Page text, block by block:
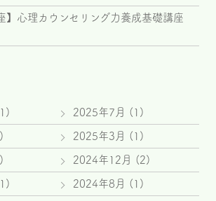
】心理カウンセリング力養成基礎講座
2025年7月 (1)
2025年3月 (1)
2024年12月 (2)
2024年8月 (1)